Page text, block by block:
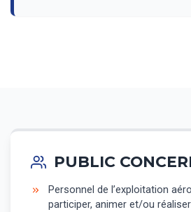
PUBLIC
Personnel de l’exploitation
participer, animer et/ou